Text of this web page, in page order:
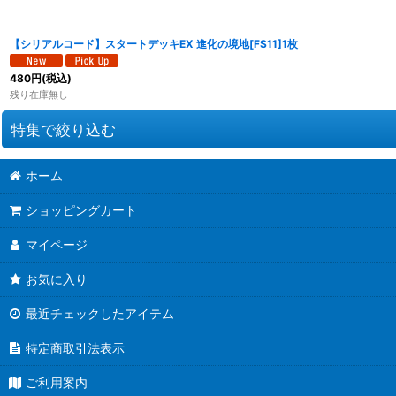
【シリアルコード】スタートデッキEX 進化の境地[FS11]1枚
480円(税込)
残り在庫無し
特集で絞り込む
ブースターパック CROSS FORCE [FB10]
ブースターパック DUAL EVOLUTION [FB09]
スタートデッキEX 進化の境地[FS11]
ブースターパック 誇り高き戦闘民族 [FB08]
MANGA BOOSTER 02 [SB02]
ホーム
ショッピングカート
マイページ
お気に入り
最近チェックしたアイテム
特定商取引法表示
ご利用案内